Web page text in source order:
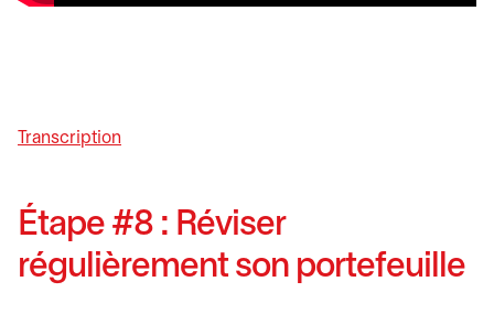
Transcription
Étape #8 : Réviser
régulièrement son portefeuille